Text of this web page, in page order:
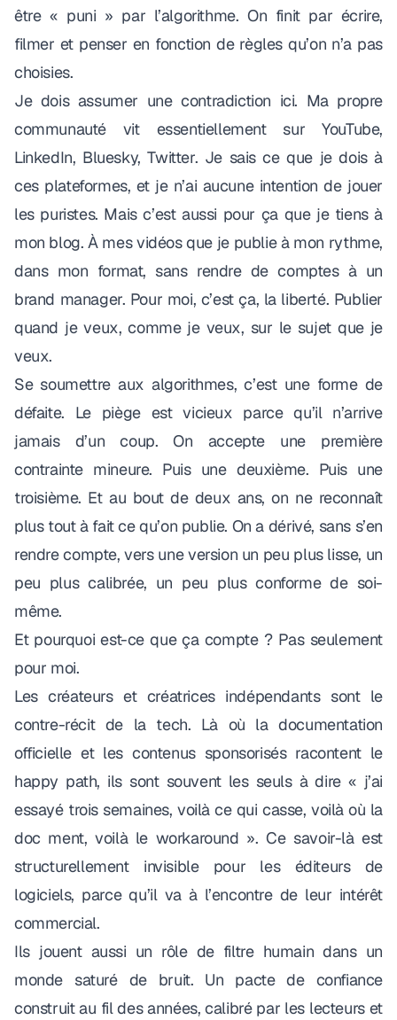
être « puni » par l’algorithme. On finit par écrire,
filmer et penser en fonction de règles qu’on n’a pas
choisies.
Je dois assumer une contradiction ici. Ma propre
communauté vit essentiellement sur YouTube,
LinkedIn, Bluesky, Twitter. Je sais ce que je dois à
ces plateformes, et je n’ai aucune intention de jouer
les puristes. Mais c’est aussi pour ça que je tiens à
mon blog. À mes vidéos que je publie à mon rythme,
dans mon format, sans rendre de comptes à un
brand manager. Pour moi, c’est ça, la liberté. Publier
quand je veux, comme je veux, sur le sujet que je
veux.
Se soumettre aux algorithmes, c’est une forme de
défaite. Le piège est vicieux parce qu’il n’arrive
jamais d’un coup. On accepte une première
contrainte mineure. Puis une deuxième. Puis une
troisième. Et au bout de deux ans, on ne reconnaît
plus tout à fait ce qu’on publie. On a dérivé, sans s’en
rendre compte, vers une version un peu plus lisse, un
peu plus calibrée, un peu plus conforme de soi-
même.
Et pourquoi est-ce que ça compte ? Pas seulement
pour moi.
Les créateurs et créatrices indépendants sont le
contre-récit de la tech. Là où la documentation
officielle et les contenus sponsorisés racontent le
happy path, ils sont souvent les seuls à dire « j’ai
essayé trois semaines, voilà ce qui casse, voilà où la
doc ment, voilà le workaround ». Ce savoir-là est
structurellement invisible pour les éditeurs de
logiciels, parce qu’il va à l’encontre de leur intérêt
commercial.
Ils jouent aussi un rôle de filtre humain dans un
monde saturé de bruit. Un pacte de confiance
construit au fil des années, calibré par les lecteurs et